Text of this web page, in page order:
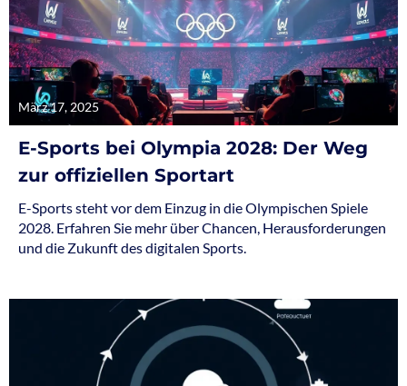
März 17, 2025
E-Sports bei Olympia 2028: Der Weg
zur offiziellen Sportart
E-Sports steht vor dem Einzug in die Olympischen Spiele
2028. Erfahren Sie mehr über Chancen, Herausforderungen
und die Zukunft des digitalen Sports.